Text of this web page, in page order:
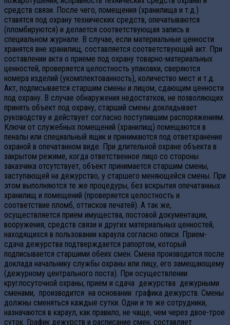
средств связи. После чего, помещения (хранилища и т.д.)
ставятся под охрану технических средств, опечатываются
(пломбируются) и делается соответствующая запись в
специальном журнале. В случае, если материальные ценности
хранятся вне хранилищ, составляется соответствующий акт. При
составлении акта о приеме под охрану товарно-материальных
ценностей, проверяется целостность упаковки, сверяются
номера изделий (укомплектованность), количество мест и т.д.
Акт, подписывается старшим смены и лицом, сдающим ценности
под охрану. В случае обнаружения недостатков, не позволяющих
принять объект под охрану, старший смены докладывает
руководству и действует согласно поступившим распоряжениям.
Ключи от служебных помещений (хранилищ) помещаются в
пеналы или специальный ящик и принимаются под ответхранение
охраной в опечатанном виде. При длительной охране объекта в
закрытом режиме, когда ответственное лицо со стороны
заказчика отсутствует, объект принимается старшим смены,
заступающей на дежурство, у старшего меняющейся смены. При
этом выполняются те же процедуры, без вскрытия опечатанных
хранилищ и помещений (проверяется целостность и
соответствие пломб, оттисков печатей). А так же,
осуществляется прием имущества, постовой документации,
вооружения, средств связи и других материальных ценностей,
находящихся в пользовании караула согласно описи. Прием-
сдача дежурства подтверждается рапортом, который
подписывается старшими обеих смен. Смена производится после
доклада начальнику службы охраны или лицу, его замещающему
(дежурному центрального поста). При осуществлении
круглосуточной охраны, прием и сдача дежурства дежурными
сменами, производится на основании графика дежурств. Смены
должны сменяться каждые сутки. Одни и те же сотрудники,
назначаются в караул, как правило, не чаще, чем через двое-трое
суток. График дежурств и расписание смен, составляет